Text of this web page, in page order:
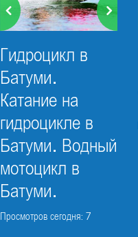
Гидроцикл в
Батуми.
Катание на
гидроцикле в
Батуми. Водный
мотоцикл в
Батуми.
Просмотров сегодня: 7